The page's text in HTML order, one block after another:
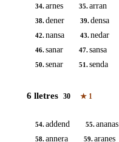
34.arnes 35.arran
38.dener 39.densa
42.nansa 43.nedar
46.sanar 47.sansa
50.senar 51.senda
6 lletres 30 ★ 1
54.addend 55.ananas
58.annera 59.aranes